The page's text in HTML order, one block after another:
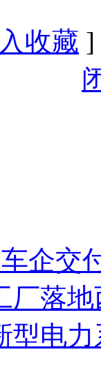
收藏
企交
厂落
型电